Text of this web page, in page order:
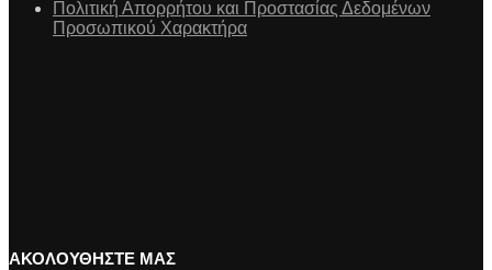
Πολιτική Απορρήτου και Προστασίας Δεδομένων
Προσωπικού Χαρακτήρα
ΑΚΟΛΟΥΘΗΣΤΕ ΜΑΣ